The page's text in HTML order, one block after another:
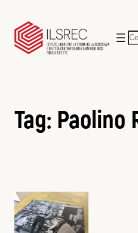
contenuto
Tag: Paolino